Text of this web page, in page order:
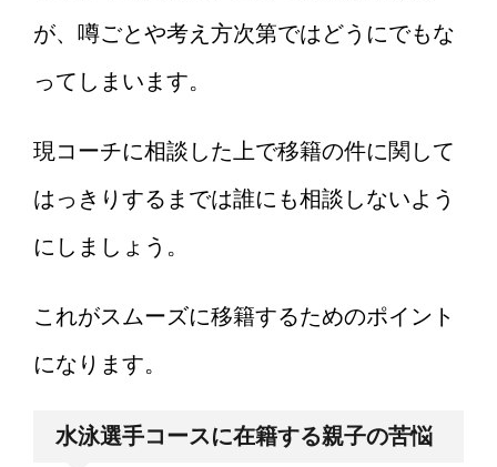
が、噂ごとや考え方次第ではどうにでもな
ってしまいます。
現コーチに相談した上で移籍の件に関して
はっきりするまでは誰にも相談しないよう
にしましょう。
これがスムーズに移籍するためのポイント
になります。
水泳選手コースに在籍する親子の苦悩